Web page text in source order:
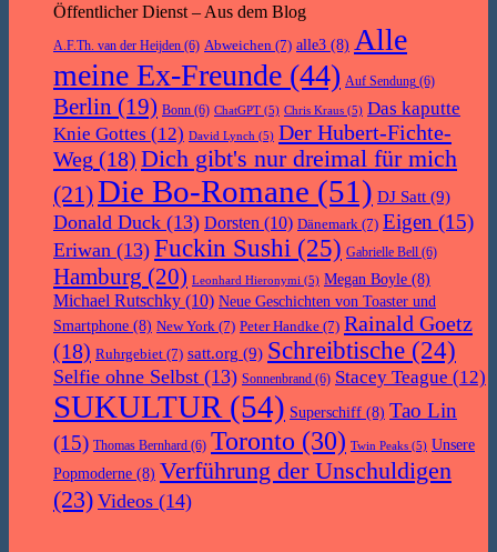
Öffentlicher Dienst – Aus dem Blog
A.F.Th. van der Heijden (6) Abweichen (7) alle3 (8) Alle
meine Ex-Freunde (44) Auf Sendung (6)
Berlin (19) Bonn (6) ChatGPT (5) Chris Kraus (5) Das kaputte
Knie Gottes (12) David Lynch (5) Der Hubert-Fichte-
Weg (18) Dich gibt's nur dreimal für mich
(21)Die Bo-Romane (51) DJ Satt (9)
Donald Duck (13) Dorsten (10) Dänemark (7) Eigen (15)
Eriwan (13) Fuckin Sushi (25) Gabrielle Bell (6)
Hamburg (20) Leonhard Hieronymi (5) Megan Boyle (8)
Michael Rutschky (10) Neue Geschichten von Toaster und
Smartphone (8) New York (7) Peter Handke (7) Rainald Goetz
(18) Ruhrgebiet (7) satt.org (9) Schreibtische (24)
Selfie ohne Selbst (13) Sonnenbrand (6) Stacey Teague (12)
SUKULTUR (54) Superschiff (8) Tao Lin
(15) Thomas Bernhard (6) Toronto (30) Twin Peaks (5) Unsere
Popmoderne (8) Verführung der Unschuldigen
(23) Videos (14)